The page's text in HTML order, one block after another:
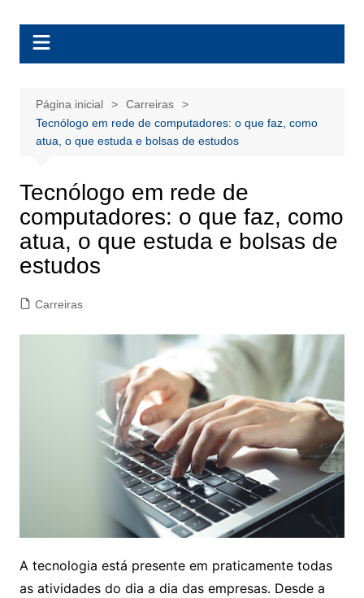
BolsasEAD
Página inicial
Carreiras
Tecnólogo em rede de computadores​: o que faz, como
atua, o que estuda e bolsas de estudos
Tecnólogo em rede de
computadores​: o que faz, como
atua, o que estuda e bolsas de
estudos
Carreiras
A tecnologia está presente em praticamente todas
as atividades do dia a dia das empresas. Desde a